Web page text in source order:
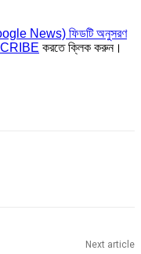
News) ফিডটি অনুসরণ
করতে ক্লিক করুন।
Next article